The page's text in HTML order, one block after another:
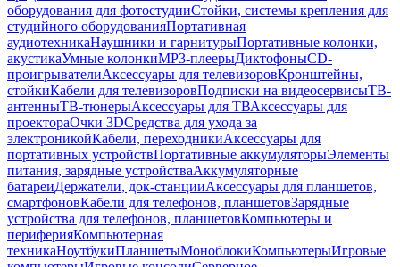
оборудования для фотостудииСтойки, системы крепления для
студийного оборудованияПортативная
аудиотехникаНаушники и гарнитурыПортативные колонки,
акустикаУмные колонкиMP3-плеерыДиктофоныCD-
проигрывателиАксессуары для телевизоровКронштейны,
стойкиКабели для телевизоровПодписки на видеосервисыТВ-
антенныТВ-тюнерыАксессуары для ТВАксессуары для
проектораОчки 3DСредства для ухода за
электроникойКабели, переходникиАксессуары для
портативных устройствПортативные аккумуляторыЭлементы
питания, зарядные устройстваАккумуляторные
батареиДержатели, док-станцииАксессуары для планшетов,
смартфоновКабели для телефонов, планшетовЗарядные
устройства для телефонов, планшетовКомпьютеры и
периферияКомпьютерная
техникаНоутбукиПланшетыМоноблокиКомпьютерыИгровые